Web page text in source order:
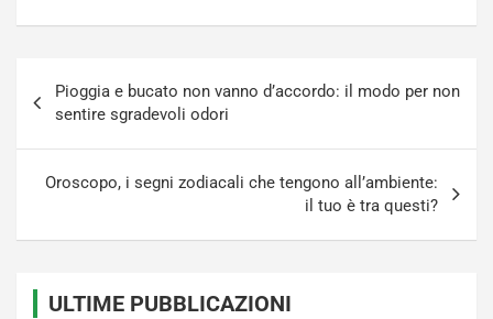
articoli
Pioggia e bucato non vanno d’accordo: il modo per non
sentire sgradevoli odori
Oroscopo, i segni zodiacali che tengono all’ambiente:
il tuo è tra questi?
ULTIME PUBBLICAZIONI